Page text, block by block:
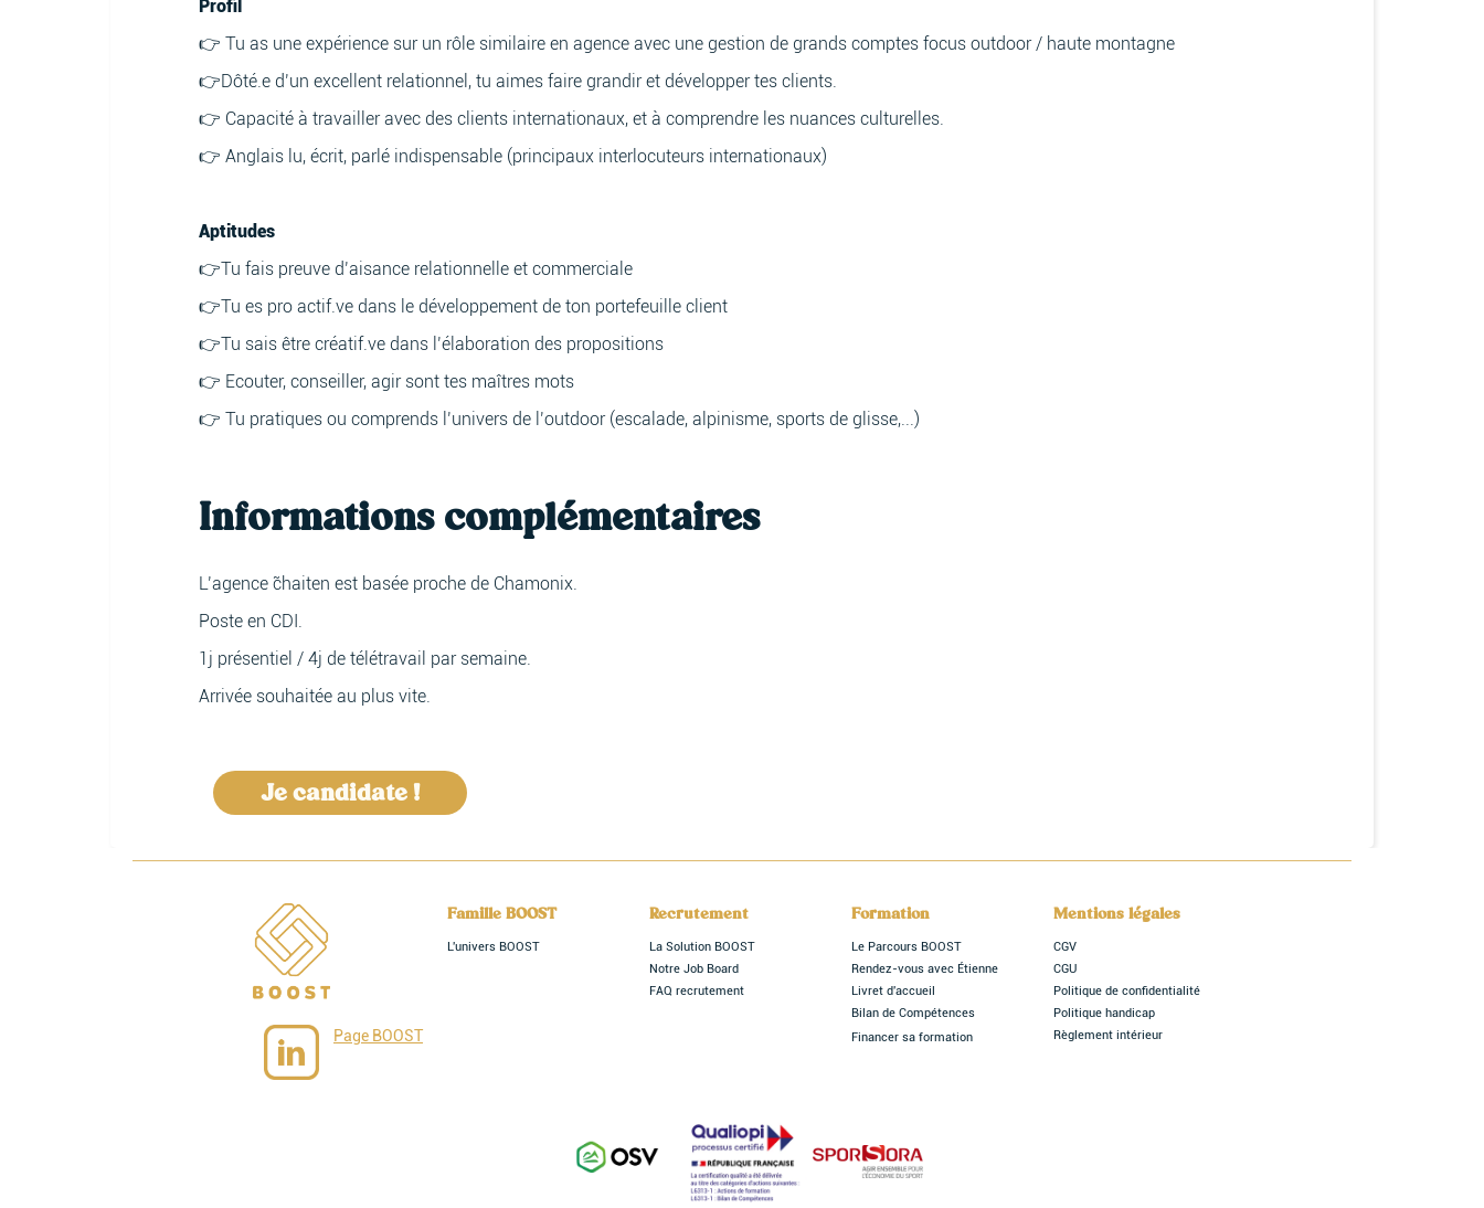
Profil
👉 Tu as une expérience sur un rôle similaire en agence avec une gestion de grands comptes focus outdoor / haute montagne
👉Dôté.e d’un excellent relationnel, tu aimes faire grandir et développer tes clients.
👉 Capacité à travailler avec des clients internationaux, et à comprendre les nuances culturelles.
👉 Anglais lu, écrit, parlé indispensable (principaux interlocuteurs internationaux)
Aptitudes
👉Tu fais preuve d’aisance relationnelle et commerciale
👉Tu es pro actif.ve dans le développement de ton portefeuille client
👉Tu sais être créatif.ve dans l’élaboration des propositions
👉 Ecouter, conseiller, agir sont tes maîtres mots
👉 Tu pratiques ou comprends l’univers de l’outdoor (escalade, alpinisme, sports de glisse,...)
Informations complémentaires
L’agence c̃haiten est basée proche de Chamonix.
Poste en CDI.
1j présentiel / 4j de télétravail par semaine.
Arrivée souhaitée au plus vite.
Je candidate !
Page BOOST
Famille BOOST
L'univers BOOST
Recrutement
La Solution BOOST
Notre Job Board
FAQ recrutement
Formation
Le Parcours BOOST
Rendez-vous avec Étienne
Livret d'accueil
Bilan de Compétences
Financer sa formation
Mentions légales
CGV
CGU
Politique de confidentialité
Politique handicap
Règlement intérieur